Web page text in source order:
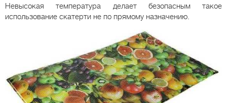
Невысокая температура делает безопасным такое
использование скатерти не по прямому назначению.